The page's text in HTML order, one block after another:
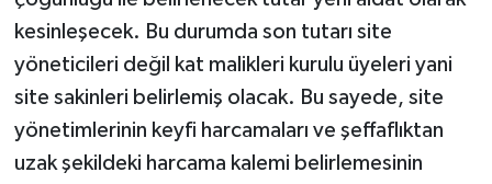
kesinleşecek. Bu durumda son tutarı site
yöneticileri değil kat malikleri kurulu üyeleri yani
site sakinleri belirlemiş olacak. Bu sayede, site
yönetimlerinin keyfi harcamaları ve şeffaflıktan
uzak şekildeki harcama kalemi belirlemesinin